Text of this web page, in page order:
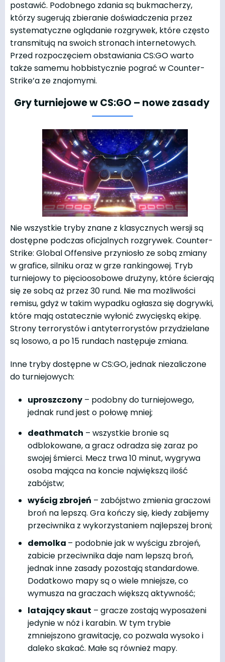
postawić. Podobnego zdania są bukmacherzy,
którzy sugerują zbieranie doświadczenia przez
systematyczne oglądanie rozgrywek, które często
transmitują na swoich stronach internetowych.
Przed rozpoczęciem obstawiania CS:GO warto
także samemu hobbistycznie pograć w Counter-
Strike’a ze znajomymi.
Gry turniejowe w CS:GO – nowe zasady
Nie wszystkie tryby znane z klasycznych wersji są
dostępne podczas oficjalnych rozgrywek. Counter-
Strike: Global Offensive przyniosło ze sobą zmiany
w grafice, silniku oraz w grze rankingowej. Tryb
turniejowy to pięcioosobowe drużyny, które ścierają
się ze sobą aż przez 30 rund. Nie ma możliwości
remisu, gdyż w takim wypadku ogłasza się dogrywki,
które mają ostatecznie wyłonić zwycięską ekipę.
Strony terrorystów i antyterrorystów przydzielane
są losowo, a po 15 rundach następuje zmiana.
Inne tryby dostępne w CS:GO, jednak niezaliczone
do turniejowych:
uproszczony – podobny do turniejowego,
jednak rund jest o połowę mniej;
deathmatch – wszystkie bronie są
odblokowane, a gracz odradza się zaraz po
swojej śmierci. Mecz trwa 10 minut, wygrywa
osoba mająca na koncie największą ilość
zabójstw;
wyścig zbrojeń – zabójstwo zmienia graczowi
broń na lepszą. Gra kończy się, kiedy zabijemy
przeciwnika z wykorzystaniem najlepszej broni;
demolka – podobnie jak w wyścigu zbrojeń,
zabicie przeciwnika daje nam lepszą broń,
jednak inne zasady pozostają standardowe.
Dodatkowo mapy są o wiele mniejsze, co
wymusza na graczach większą aktywność;
latający skaut – gracze zostają wyposażeni
jedynie w nóż i karabin. W tym trybie
zmniejszono grawitację, co pozwala wysoko i
daleko skakać. Małe są również mapy.